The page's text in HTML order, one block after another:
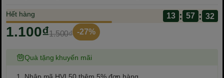
Hết hàng 13 : :
1.100₫1.500₫ -27%
Quà tặng khuyến mãi
1. Nhập mã HVL50 thêm 5% đơn hàng